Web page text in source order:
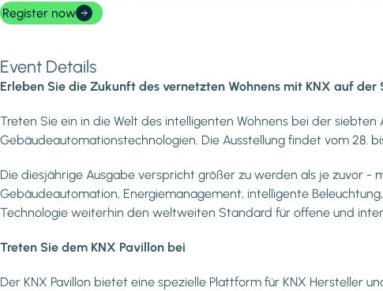
Register now
Event Details
Erleben Sie die Zukunft des vernetzten Wohnens mit KNX auf der
Treten Sie ein in die Welt des intelligenten Wohnens bei der
Gebäudeautomationstechnologien. Die Ausstellung findet vom 28.
Die diesjährige Ausgabe verspricht größer zu werden als je zuvor
Gebäudeautomation, Energiemanagement, intelligente
Technologie weiterhin den weltweiten Standard für offene und
Treten Sie dem KNX Pavillon bei
Der KNX Pavillon bietet eine spezielle Plattform für KNX Hersteller